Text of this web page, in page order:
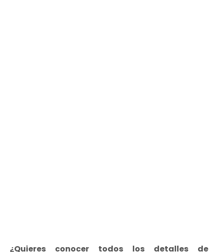
¿Quieres conocer todos los detalles de